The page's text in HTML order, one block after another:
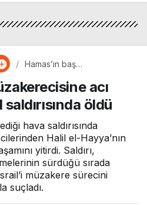
Hamas’ın baş
Oğlu İsrail saldırısında öldü
acı
öldü
hava saldırısında
Halil el-Hayya’nın
yitirdi. Saldırı,
sürdüğü sırada
müzakere sürecini
suçladı.